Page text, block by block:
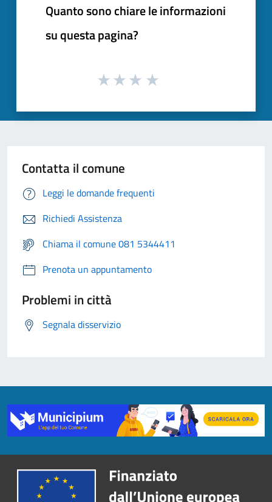
Quanto sono chiare le informazioni
su questa pagina?
Contatta il comune
Leggi le domande frequenti
Richiedi Assistenza
Chiama il comune 081 5344411
Prenota un appuntamento
Problemi in città
Segnala disservizio